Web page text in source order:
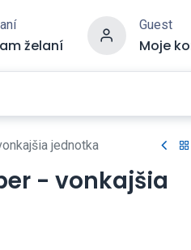
želaní
Guest
Moje
jednotka
- vonkajšia